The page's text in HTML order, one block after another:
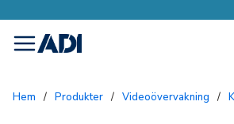
menu
Hem / Produkter / Videoövervakning /